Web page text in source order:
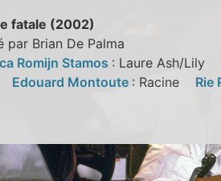
fatale (2002)
par Brian De Palma
Romijn Stamos : Laure Ash/Lily
Edouard Montoute : Racine Rie